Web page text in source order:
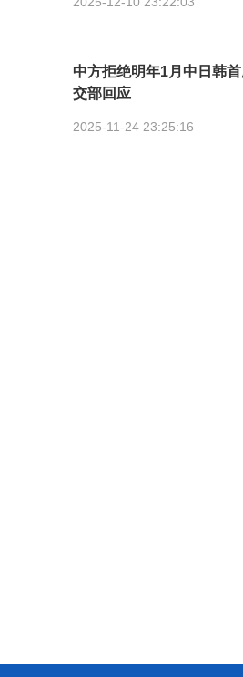
中方拒绝明年1月中日韩
交部回应
2025-11-24 23:25:16